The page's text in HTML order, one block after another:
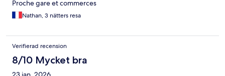
Proche gare et commerces
Nathan, 3 nätters resa
Verifierad recension
8/10 Mycket bra